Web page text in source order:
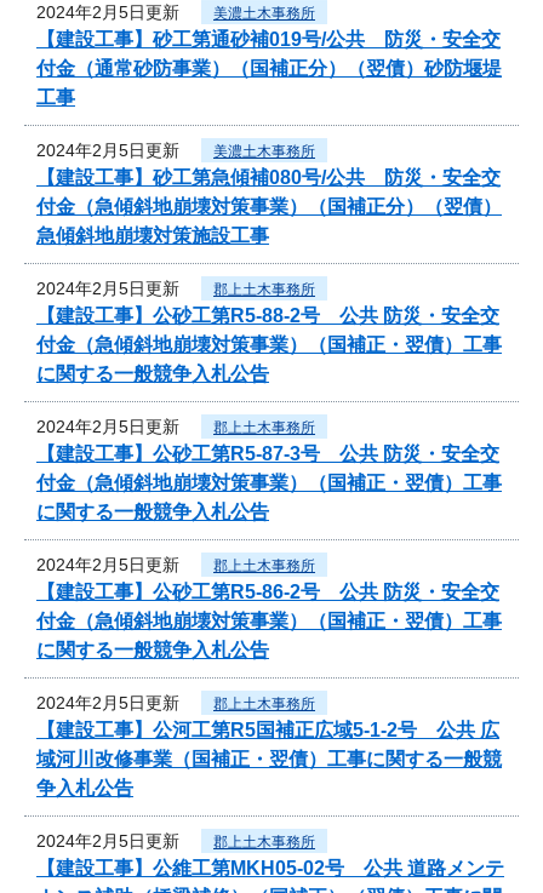
2024年2月5日更新 美濃土木事務所
【建設工事】砂工第通砂補019号/公共 防災・安全交
付金（通常砂防事業）（国補正分）（翌債）砂防堰堤
工事
2024年2月5日更新 美濃土木事務所
【建設工事】砂工第急傾補080号/公共 防災・安全交
付金（急傾斜地崩壊対策事業）（国補正分）（翌債）
急傾斜地崩壊対策施設工事
2024年2月5日更新 郡上土木事務所
【建設工事】公砂工第R5-88-2号 公共 防災・安全交
付金（急傾斜地崩壊対策事業）（国補正・翌債）工事
に関する一般競争入札公告
2024年2月5日更新 郡上土木事務所
【建設工事】公砂工第R5-87-3号 公共 防災・安全交
付金（急傾斜地崩壊対策事業）（国補正・翌債）工事
に関する一般競争入札公告
2024年2月5日更新 郡上土木事務所
【建設工事】公砂工第R5-86-2号 公共 防災・安全交
付金（急傾斜地崩壊対策事業）（国補正・翌債）工事
に関する一般競争入札公告
2024年2月5日更新 郡上土木事務所
【建設工事】公河工第R5国補正広域5-1-2号 公共 広
域河川改修事業（国補正・翌債）工事に関する一般競
争入札公告
2024年2月5日更新 郡上土木事務所
【建設工事】公維工第MKH05-02号 公共 道路メンテ